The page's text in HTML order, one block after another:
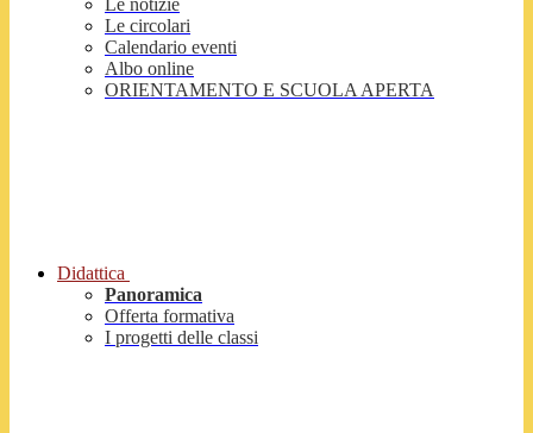
Le notizie
Le circolari
Calendario eventi
Albo online
ORIENTAMENTO E SCUOLA APERTA
Didattica
Panoramica
Offerta formativa
I progetti delle classi